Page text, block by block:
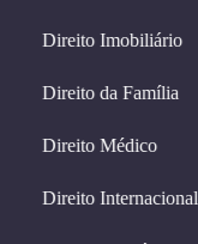
Direito Imobiliário
Direito da Família
Direito Médico
Direito Internacional